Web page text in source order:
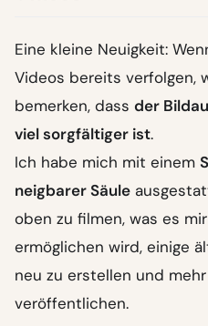
Eine kleine Neuigkeit:
Videos bereits verfolgen,
bemerken, dass der
viel sorgfältiger ist.
Ich habe mich mit einem
neigbarer Säule
oben zu filmen, was es mir
ermöglichen wird, einige
neu zu erstellen und
veröffentlichen.